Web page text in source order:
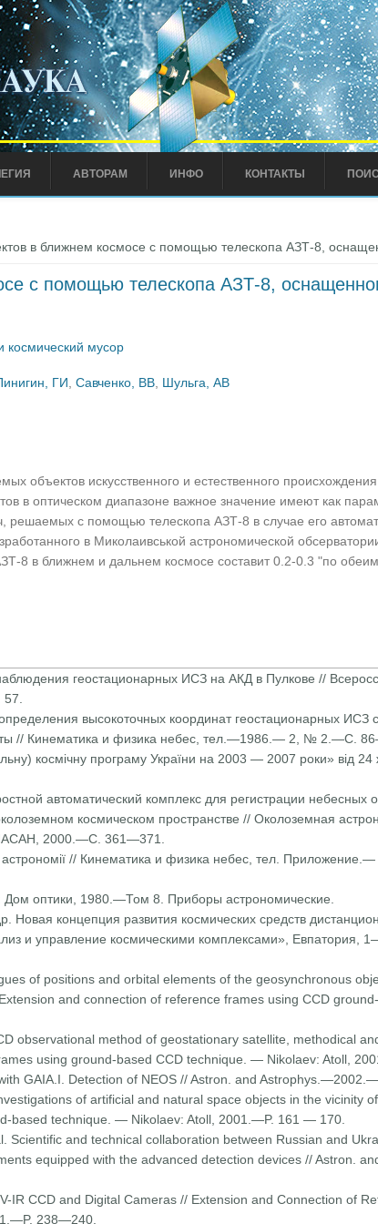
АВТОРАМ ИНФО КОНТАКТЫ
в ближнем космосе с помощью телескопа АЗТ-8,
с помощью телескопа АЗТ-8,
космический мусор
ГИ, Савченко, ВВ, Шульга, АВ
объектов искусственного и естественного
в оптическом диапазоне важное значение имеют как
решаемых с помощью телескопа АЗТ-8 в случае его
в Миколаивськой астрономической
8 в ближнем и дальнем космосе составит 0.2-0.3 "по
геостационарных ИСЗ на АКД в Пулкове //
57.
высокоточных координат геостационарных ИСЗ
// Кинематика и физика небес, тел.—1986.— 2, № 2.—С.
космічну програму України на 2003 — 2007 роки» від
автоматический комплекс для регистрации небесных
космическом пространстве // Околоземная
2000.—С. 361—371.
астро­номії // Кинематика и физика небес, тел.
оп­тики, 1980.—Том 8. Приборы астрономические.
концепция развития космических средств
и управление космическими комплексами»,
of positions and orbital elements of the geosynchronous
and connection of reference frames using CCD
obser­vational method of geostationary satellite, methodical
using ground-based CCD technique. — Nikolaev: Atoll,
GAIA.I. Detection of NEOS // Astron. and
of artificial and natural space objects in the vicinity
based technique. — Nikolaev: Atoll, 2001.—P. 161 — 170.
and technical collaboration between Russian and
equipped with the advanced detection devices // Astron.
IR CCD and Digital Cameras // Extension and Connection of
238—240.